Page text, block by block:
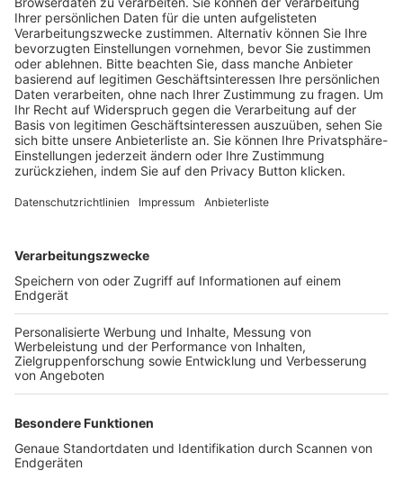
Trainerausbildung
Schulungsangebot Vereinsmitarbeiter
BFV-Geschäftsstellen
Trainerbörse
Login SpielPlus
FOLGE DEM BFV
TOP-VEREINE
TOP-PARTNER